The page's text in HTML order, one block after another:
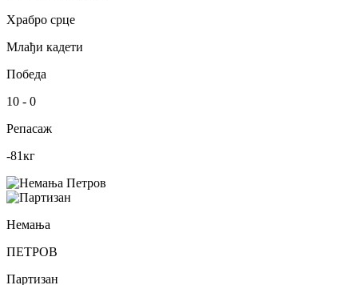
Храбро срце
Млађи кадети
Победа
10 - 0
Репасаж
-81кг
Немања
ПЕТРОВ
Партизан